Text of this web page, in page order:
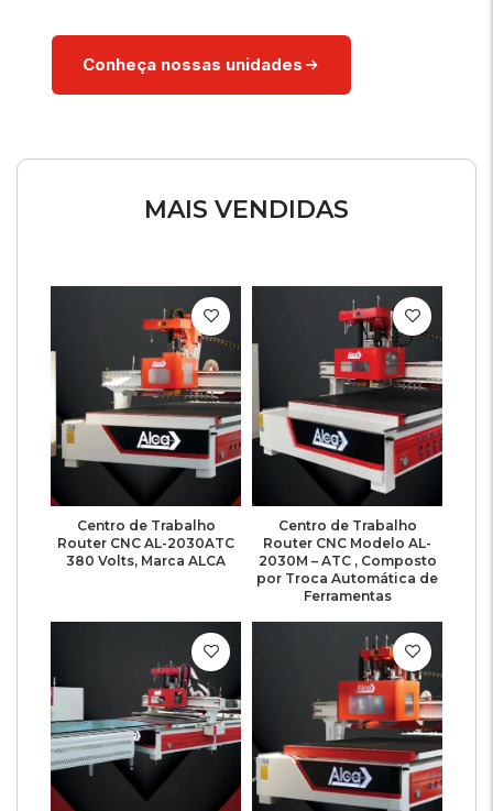
Conheça nossas unidades
MAIS VENDIDAS
Centro de Trabalho
Router CNC AL-2030ATC
380 Volts, Marca ALCA
Centro de Trabalho
Router CNC Modelo AL-
2030M – ATC , Composto
por Troca Automática de
Ferramentas